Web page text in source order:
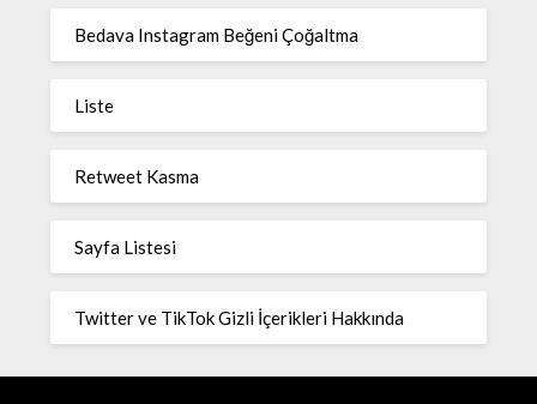
Bedava Instagram Beğeni Çoğaltma
Liste
Retweet Kasma
Sayfa Listesi
Twitter ve TikTok Gizli İçerikleri Hakkında